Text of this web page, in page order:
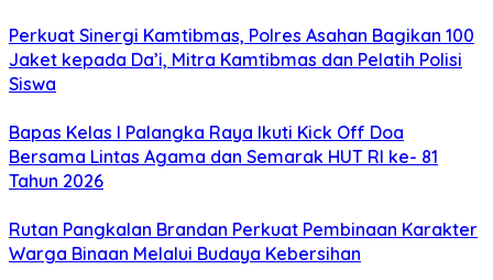
Perkuat Sinergi Kamtibmas, Polres Asahan Bagikan 100
Jaket kepada Da’i, Mitra Kamtibmas dan Pelatih Polisi
Siswa
Bapas Kelas I Palangka Raya Ikuti Kick Off Doa
Bersama Lintas Agama dan Semarak HUT RI ke- 81
Tahun 2026
Rutan Pangkalan Brandan Perkuat Pembinaan Karakter
Warga Binaan Melalui Budaya Kebersihan